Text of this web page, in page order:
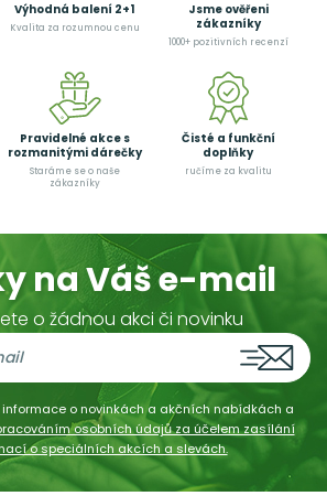
Výhodná balení 2+1
Kvalita za rozumnou cenu
Jsme ověřeni
zákazníky
1000+ pozitivních recenzí
Pravidelné akce s
rozmanitými dárečky
Staráme se o naše
zákazníky
Čisté a funkční
doplňky
ručíme za kvalitu
na Váš e-mail
o žádnou akci či novinku
o novinkách a akčních nabídkách a
osobních údajů za účelem zasílání
o speciálních akcích a slevách.